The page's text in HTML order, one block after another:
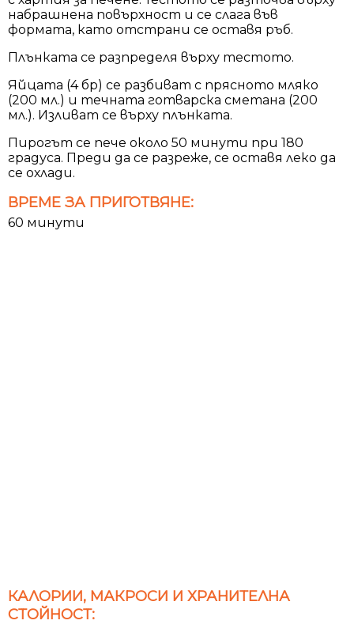
набрашнена повърхност и се слага във
формата, като отстрани се оставя ръб.
Плънката се разпределя върху тестото.
Яйцата (4 бр) се разбиват с прясното мляко
(200 мл.) и течната готварска сметана (200
мл.). Изливат се върху плънката.
Пирогът се пече около 50 минути при 180
градуса. Преди да се разреже, се оставя леко да
се охлади.
ВРЕМЕ ЗА ПРИГОТВЯНЕ:
60 минути
КАЛОРИИ, МАКРОСИ И ХРАНИТЕЛНА
СТОЙНОСТ: